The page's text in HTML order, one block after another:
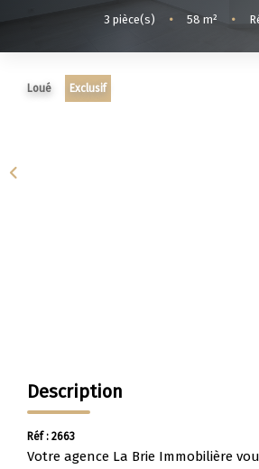
Estimer Mon Bien
Notre Équipe
3 pièce(s) • 58 m² •
Loué Exclusif
Description
Réf : 2663
Votre agence La Brie Immobilière